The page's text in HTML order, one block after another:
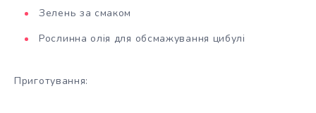
Зелень за смаком
Рослинна олія для обсмажування цибулі
Приготування: